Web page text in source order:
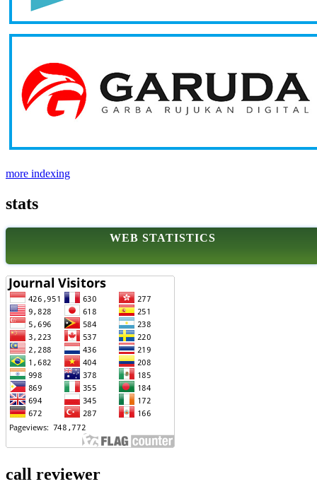
more indexing
stats
WEB STATISTICS
call reviewer